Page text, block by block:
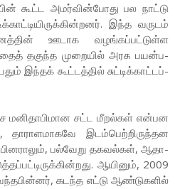
கூட்ட அமர்­வின்­போது பல நாட்டு
இந்த வருடம்
ஊடாக வழங்­கப்­பட்­டுள்ள
தகுந்த முறையில் அரசு பயன்­ப­
இந்தக் கூட்­டத்தில் சுட்­டிக்­காட்­டப்­
மனி­தா­பி­மான சட்ட மீறல்கள் என்­பன
தாரா­ள­மா­கவே இடம்­பெற்­றி­ருந்­தன
பல்­வேறு தக­வல்கள், ஆதா­
ஆயினும், 2009
கடந்த எட்டு ஆண்­டு­களில்